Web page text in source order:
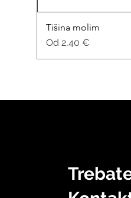
Tišina molim
Od 2,40 €
Cijena s popustom